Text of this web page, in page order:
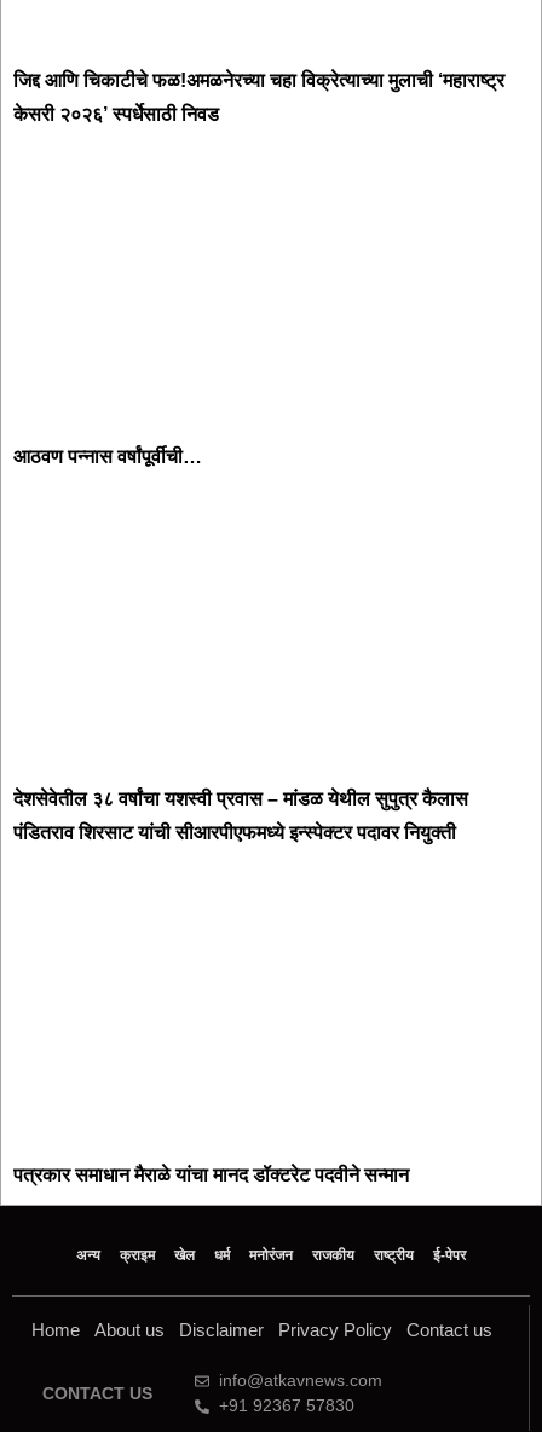
जिद्द आणि चिकाटीचे फळ!अमळनेरच्या चहा विक्रेत्याच्या मुलाची ‘महाराष्ट्र
केसरी २०२६’ स्पर्धेसाठी निवड
आठवण पन्नास वर्षांपूर्वीची…
देशसेवेतील ३८ वर्षांचा यशस्वी प्रवास – मांडळ येथील सुपुत्र कैलास
पंडितराव शिरसाट यांची सीआरपीएफमध्ये इन्स्पेक्टर पदावर नियुक्ती
पत्रकार समाधान मैराळे यांचा मानद डॉक्टरेट पदवीने सन्मान
अन्य क्राइम खेल धर्म मनोरंजन राजकीय राष्ट्रीय ई-पेपर
Home About us Disclaimer Privacy Policy Contact us
CONTACT US
info@atkavnews.com
+91 92367 57830